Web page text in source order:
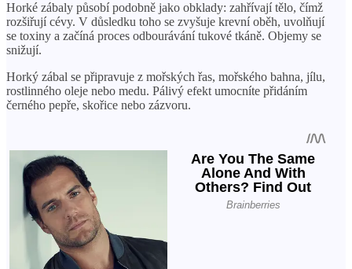
Horké zábaly působí podobně jako obklady: zahřívají tělo, čímž
rozšiřují cévy. V důsledku toho se zvyšuje krevní oběh, uvolňují
se toxiny a začíná proces odbourávání tukové tkáně. Objemy se
snižují.
Horký zábal se připravuje z mořských řas, mořského bahna, jílu,
rostlinného oleje nebo medu. Pálivý efekt umocníte přidáním
černého pepře, skořice nebo zázvoru.